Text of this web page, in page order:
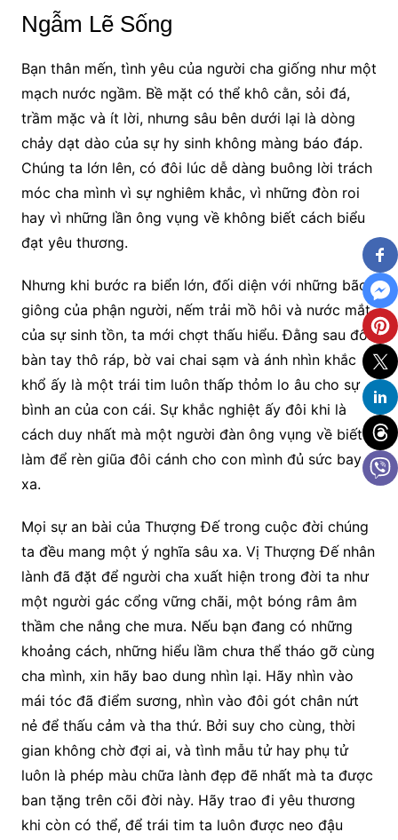
Ngẫm Lẽ Sống
Bạn thân mến, tình yêu của người cha giống như một
mạch nước ngầm. Bề mặt có thể khô cằn, sỏi đá,
trầm mặc và ít lời, nhưng sâu bên dưới lại là dòng
chảy dạt dào của sự hy sinh không màng báo đáp.
Chúng ta lớn lên, có đôi lúc dễ dàng buông lời trách
móc cha mình vì sự nghiêm khắc, vì những đòn roi
hay vì những lần ông vụng về không biết cách biểu
đạt yêu thương.
Nhưng khi bước ra biển lớn, đối diện với những bão
giông của phận người, nếm trải mồ hôi và nước mắt
của sự sinh tồn, ta mới chợt thấu hiểu. Đằng sau đôi
bàn tay thô ráp, bờ vai chai sạm và ánh nhìn khắc
khổ ấy là một trái tim luôn thấp thỏm lo âu cho sự
bình an của con cái. Sự khắc nghiệt ấy đôi khi là
cách duy nhất mà một người đàn ông vụng về biết
làm để rèn giũa đôi cánh cho con mình đủ sức bay
xa.
Mọi sự an bài của Thượng Đế trong cuộc đời chúng
ta đều mang một ý nghĩa sâu xa. Vị Thượng Đế nhân
lành đã đặt để người cha xuất hiện trong đời ta như
một người gác cổng vững chãi, một bóng râm âm
thầm che nắng che mưa. Nếu bạn đang có những
khoảng cách, những hiểu lầm chưa thể tháo gỡ cùng
cha mình, xin hãy bao dung nhìn lại. Hãy nhìn vào
mái tóc đã điểm sương, nhìn vào đôi gót chân nứt
nẻ để thấu cảm và tha thứ. Bởi suy cho cùng, thời
gian không chờ đợi ai, và tình mẫu tử hay phụ tử
luôn là phép màu chữa lành đẹp đẽ nhất mà ta được
ban tặng trên cõi đời này. Hãy trao đi yêu thương
khi còn có thể, để trái tim ta luôn được neo đậu